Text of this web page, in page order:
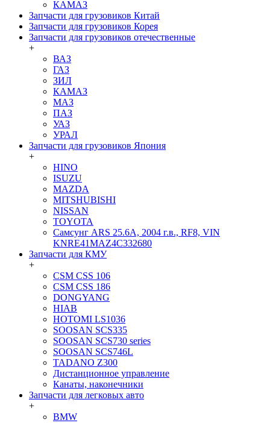
КАМАЗ
Запчасти для грузовиков Китай
Запчасти для грузовиков Корея
Запчасти для грузовиков отечественные
+
ВАЗ
ГАЗ
ЗИЛ
КАМАЗ
МАЗ
ПАЗ
УАЗ
УРАЛ
Запчасти для грузовиков Япония
+
HINO
ISUZU
MAZDA
MITSHUBISHI
NISSAN
TOYOTA
Самсунг ARS 25.6A, 2004 г.в., RF8, VIN
KNRE41MAZ4C332680
Запчасти для КМУ
+
CSM CSS 106
CSM CSS 186
DONGYANG
HIAB
HOTOMI LS1036
SOOSAN SCS335
SOOSAN SCS730 series
SOOSAN SCS746L
TADANO Z300
Дистанционное управление
Канаты, наконечники
Запчасти для легковых авто
+
BMW